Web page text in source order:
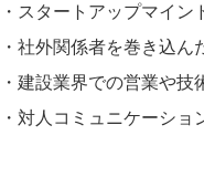
・スタートアップマイ
・社外関係者を巻き込
・建設業界での営業や技
・対人コミュニケーショ